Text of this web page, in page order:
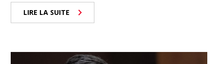
LIRE LA SUITE